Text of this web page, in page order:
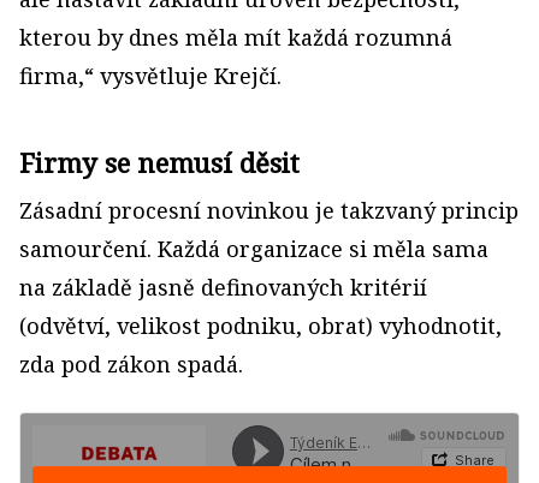
kterou by dnes měla mít každá rozumná
firma,“ vysvětluje Krejčí.
Firmy se nemusí děsit
Zásadní procesní novinkou je takzvaný princip
samourčení. Každá organizace si měla sama
na základě jasně definovaných kritérií
(odvětví, velikost podniku, obrat) vyhodnotit,
zda pod zákon spadá.